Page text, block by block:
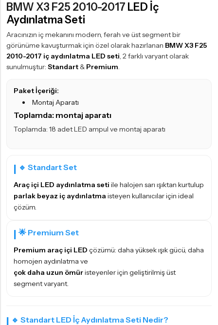
BMW X3 F25 2010-2017 LED İç
Aydınlatma Seti
Aracınızın iç mekanını modern, ferah ve üst segment bir
görünüme kavuşturmak için özel olarak hazırlanan BMW X3 F25
2010-2017 iç aydınlatma LED seti, 2 farklı varyant olarak
sunulmuştur: Standart & Premium.
Paket İçeriği:
Montaj Aparatı
Toplamda: montaj aparatı
Toplamda: 18 adet LED ampul ve montaj aparatı
🔹 Standart Set
Araç içi LED aydınlatma seti ile halojen sarı ışıktan kurtulup
parlak beyaz iç aydınlatma isteyen kullanıcılar için ideal
çözüm.
🌟 Premium Set
Premium araç içi LED çözümü: daha yüksek ışık gücü, daha
homojen aydınlatma ve
çok daha uzun ömüristeyenler için geliştirilmiş üst
segment varyant.
🔹 Standart LED İç Aydınlatma Seti Nedir?